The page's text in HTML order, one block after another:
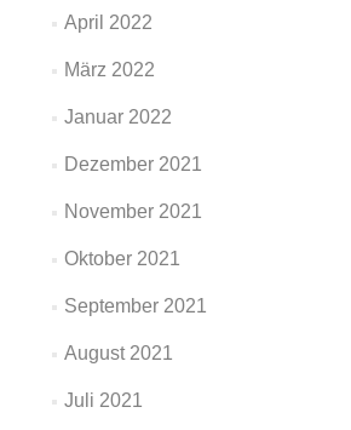
April 2022
März 2022
Januar 2022
Dezember 2021
November 2021
Oktober 2021
September 2021
August 2021
Juli 2021